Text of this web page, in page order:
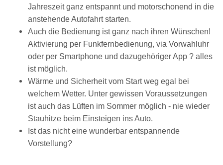
Jahreszeit ganz entspannt und motorschonend in die
anstehende Autofahrt starten.
Auch die Bedienung ist ganz nach ihren Wünschen!
Aktivierung per Funkfernbedienung, via Vorwahluhr
oder per Smartphone und dazugehöriger App ? alles
ist möglich.
Wärme und Sicherheit vom Start weg egal bei
welchem Wetter. Unter gewissen Voraussetzungen
ist auch das Lüften im Sommer möglich - nie wieder
Stauhitze beim Einsteigen ins Auto.
Ist das nicht eine wunderbar entspannende
Vorstellung?